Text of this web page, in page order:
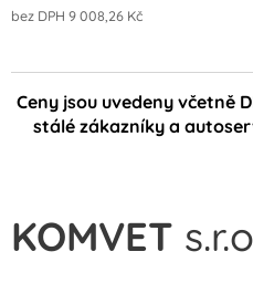
bez DPH 9 008,26 Kč
Ceny jsou uvedeny včetně
stálé zákazníky a
KOMVET